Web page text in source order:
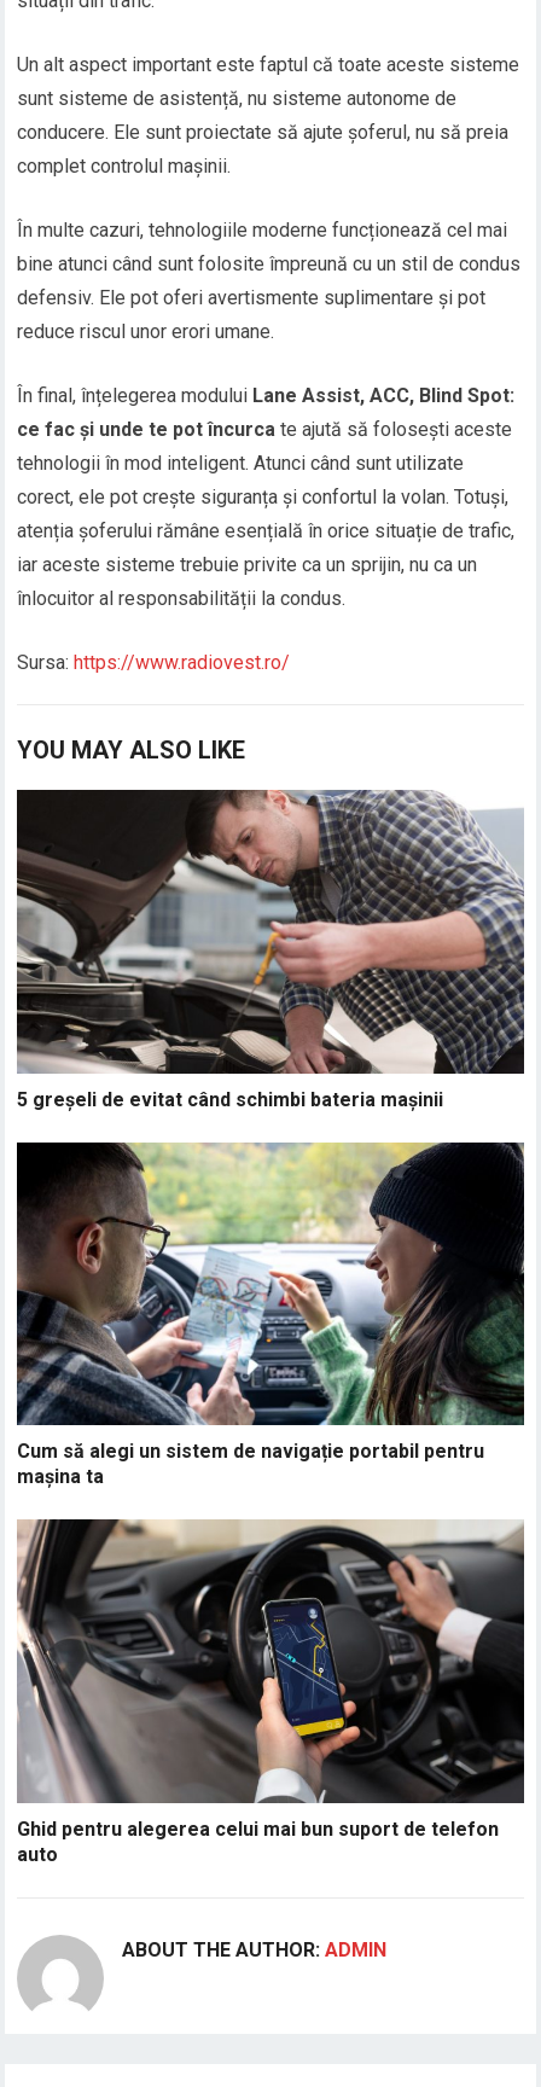
Un alt aspect important este faptul că toate aceste sisteme
sunt sisteme de asistență, nu sisteme autonome de
conducere. Ele sunt proiectate să ajute șoferul, nu să preia
complet controlul mașinii.
În multe cazuri, tehnologiile moderne funcționează cel mai
bine atunci când sunt folosite împreună cu un stil de condus
defensiv. Ele pot oferi avertismente suplimentare și pot
reduce riscul unor erori umane.
În final, înțelegerea modului Lane Assist, ACC, Blind Spot:
ce fac și unde te pot încurca te ajută să folosești aceste
tehnologii în mod inteligent. Atunci când sunt utilizate
corect, ele pot crește siguranța și confortul la volan. Totuși,
atenția șoferului rămâne esențială în orice situație de trafic,
iar aceste sisteme trebuie privite ca un sprijin, nu ca un
înlocuitor al responsabilității la condus.
Sursa: https://www.radiovest.ro/
YOU MAY ALSO LIKE
5 greșeli de evitat când schimbi bateria mașinii
Cum să alegi un sistem de navigație portabil pentru
mașina ta
Ghid pentru alegerea celui mai bun suport de telefon
auto
ABOUT THE AUTHOR:ADMIN